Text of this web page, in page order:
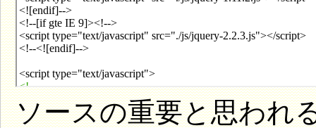
ソースの重要と思われ